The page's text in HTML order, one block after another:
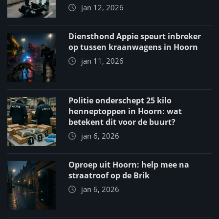
jan 12, 2026
Diensthond Appie speurt inbreker
op tussen kraanwagens in Hoorn
jan 11, 2026
Politie onderschept 25 kilo
henneptoppen in Hoorn: wat
betekent dit voor de buurt?
jan 6, 2026
Oproep uit Hoorn: help mee na
straatroof op de Brik
jan 6, 2026